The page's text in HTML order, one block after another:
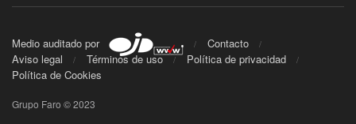
Medio auditado por
Contacto
Aviso legal
Términos de uso
Política de privacidad
Política de Cookies
Grupo Faro © 2023